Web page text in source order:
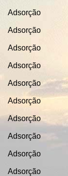
Adsorção
Adsorção
Adsorção
Adsorção
Adsorção
Adsorção
Adsorção
Adsorção
Adsorção
Adsorção